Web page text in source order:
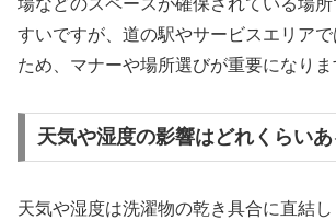
すいですが、道の駅やサービスエリア
ため、マナーや場所選びが重要になりま
天気や湿度の影響はどれくらいあ
天気や湿度は洗濯物の乾き具合に直結